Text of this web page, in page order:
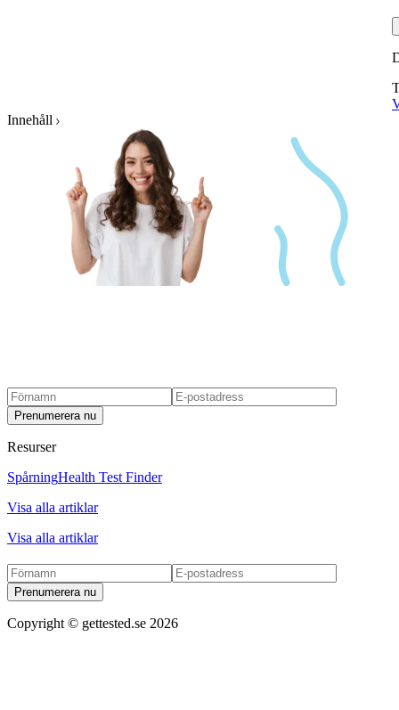
Innehåll
Prenumerera nu
Resurser
SpårningHealth Test Finder
Visa alla artiklar
Visa alla artiklar
Prenumerera nu
Copyright © gettested.se 2026